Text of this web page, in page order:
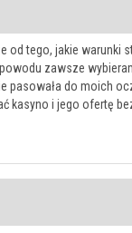
od tego, jakie warunki
zawsze
pasowała do moich
kasyno i jego ofertę